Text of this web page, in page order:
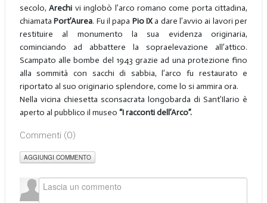
secolo, Arechi vi inglobò l’arco romano come porta cittadina,
chiamataPort’Aurea. Fu il papa Pio IXa dare l’avvio ai lavori per
restituire al monumento la sua evidenza originaria,
cominciando ad abbattere la sopraelevazione all’attico.
Scampato alle bombe del 1943 grazie ad una protezione fino
alla sommità con sacchi di sabbia, l’arco fu restaurato e
riportato al suo originario splendore, come lo si ammira ora.
Nella vicina chiesetta sconsacrata longobarda di Sant’Ilario è
aperto al pubblico il museo “I racconti dell’Arco”.
Commenti (0)
AGGIUNGI COMMENTO